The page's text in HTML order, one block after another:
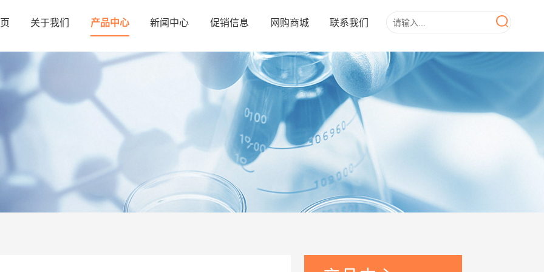
关于我们 产品中心 新闻中心 促销信息 网购商城 联系我们